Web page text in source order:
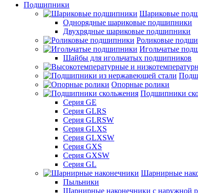
Подшипники
Шариковые
Однорядные шариковые подшипники
Двухрядные шариковые подшипники
Роликовые
Игольчатые
Шайбы для игольчатых подшипников
Опорные ролики
Подшипники
Серия GE
Серия GLRS
Серия GLRSW
Серия GLXS
Серия GLXSW
Серия GXS
Серия GXSW
Серия GL
Шарнирные
Пыльники
Шарнирные наконечники с наружной